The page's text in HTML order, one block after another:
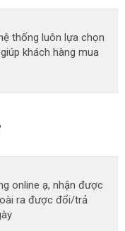
thống luôn lựa chọn
khách hàng mua
online ạ, nhận được
ra được đổi/trả